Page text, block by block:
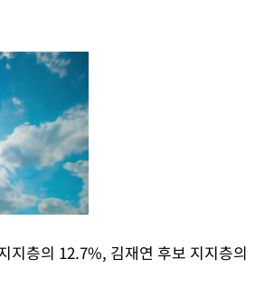
지층의 12.7%, 김재연 후보 지지층의